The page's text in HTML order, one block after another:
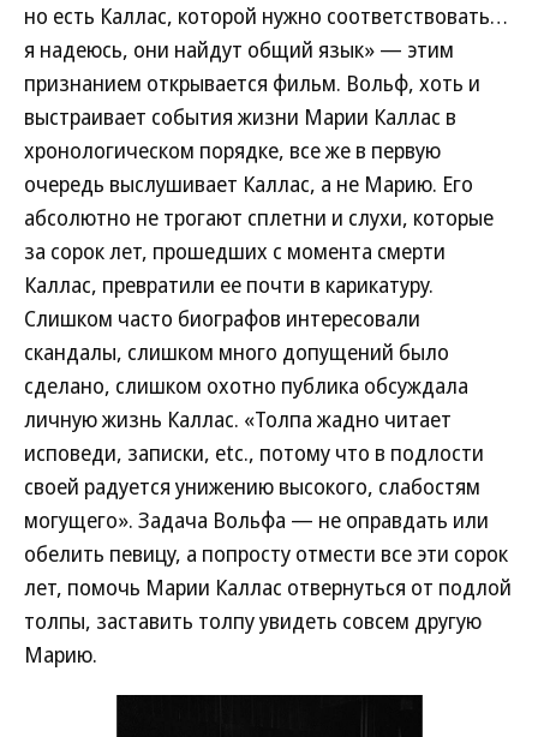
но есть Каллас, которой нужно соответствовать…
я надеюсь, они найдут общий язык» — этим
признанием открывается фильм. Вольф, хоть и
выстраивает события жизни Марии Каллас в
хронологическом порядке, все же в первую
очередь выслушивает Каллас, а не Марию. Его
абсолютно не трогают сплетни и слухи, которые
за сорок лет, прошедших с момента смерти
Каллас, превратили ее почти в карикатуру.
Слишком часто биографов интересовали
скандалы, слишком много допущений было
сделано, слишком охотно публика обсуждала
личную жизнь Каллас. «Толпа жадно читает
исповеди, записки, etc., потому что в подлости
своей радуется унижению высокого, слабостям
могущего». Задача Вольфа — не оправдать или
обелить певицу, а попросту отмести все эти сорок
лет, помочь Марии Каллас отвернуться от подлой
толпы, заставить толпу увидеть совсем другую
Марию.